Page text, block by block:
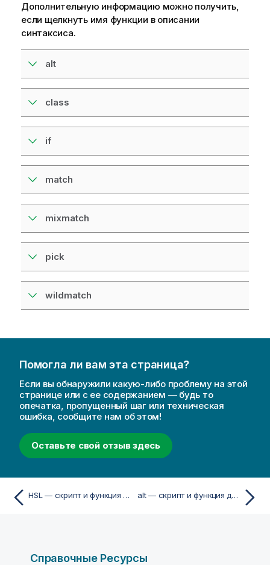
Дополнительную информацию можно получить,
если щелкнуть имя функции в описании
синтаксиса.
alt
class
if
match
mixmatch
pick
wildmatch
Помогла ли вам эта страница?
Если вы обнаружили какую-либо проблему на этой
странице или с ее содержанием — будь то
опечатка, пропущенный шаг или техническая
ошибка, сообщите нам об этом!
Оставьте свой отзыв здесь
HSL — скрипт и функция диаграммы alt — скрипт и функция диаграммы
Справочные Ресурсы